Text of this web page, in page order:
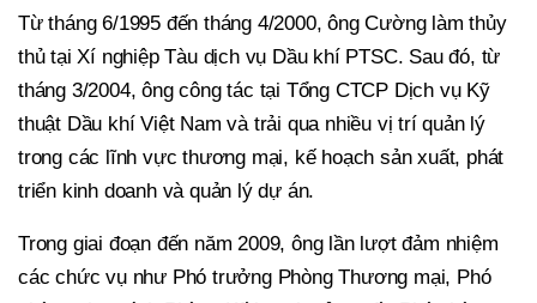
Từ tháng 6/1995 đến tháng 4/2000, ông Cường làm thủy
thủ tại Xí nghiệp Tàu dịch vụ Dầu khí PTSC. Sau đó, từ
tháng 3/2004, ông công tác tại Tổng CTCP Dịch vụ Kỹ
thuật Dầu khí Việt Nam và trải qua nhiều vị trí quản lý
trong các lĩnh vực thương mại, kế hoạch sản xuất, phát
triển kinh doanh và quản lý dự án.
Trong giai đoạn đến năm 2009, ông lần lượt đảm nhiệm
các chức vụ như Phó trưởng Phòng Thương mại, Phó